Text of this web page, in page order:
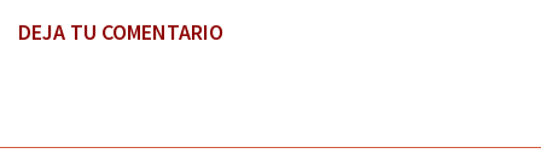
DEJA TU COMENTARIO